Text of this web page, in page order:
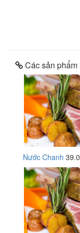
Các sản
Nước Chanh